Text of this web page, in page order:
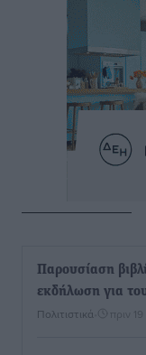
Παρουσίαση
εκδήλωση για
Πολιτιστικά πριν